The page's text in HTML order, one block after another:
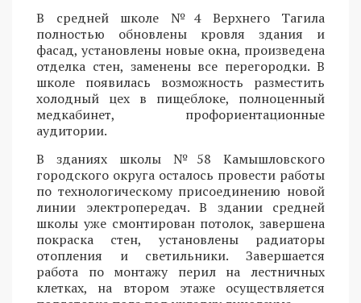
В средней школе №4 Верхнего Тагила
полностью обновлены кровля здания и
фасад, установлены новые окна, произведена
отделка стен, заменены все перегородки. В
школе появилась возможность разместить
холодный цех в пищеблоке, полноценный
медкабинет, профориентационные
аудитории.
В зданиях школы №58 Камышловского
городского округа осталось провести работы
по технологическому присоединению новой
линии электропередач. В здании средней
школы уже смонтирован потолок, завершена
покраска стен, установлены радиаторы
отопления и светильники. Завершается
работа по монтажу перил на лестничных
клетках, на втором этаже осуществляется